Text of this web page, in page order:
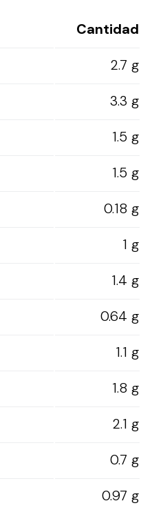
Cantidad
2.7 g
3.3 g
1.5 g
1.5 g
0.18 g
1 g
1.4 g
0.64 g
1.1 g
1.8 g
2.1 g
0.7 g
0.97 g